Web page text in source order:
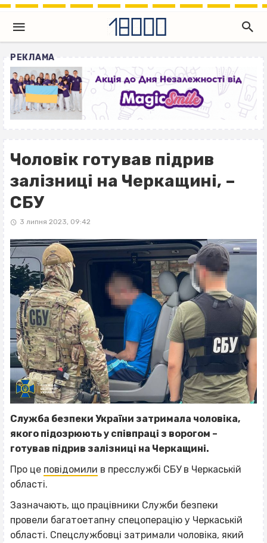
РЕКЛАМА
Чоловік готував підрив
залізниці на Черкащині, –
СБУ
3 липня 2023, 09:42
Служба безпеки України затримала чоловіка,
якого підозрюють у співпраці з ворогом –
готував підрив залізниці на Черкащині.
Про це повідомили в пресслужбі СБУ в Черкаській
області.
Зазначають, що працівники Служби безпеки
провели багатоетапну спецоперацію у Черкаській
області. Спецслужбовці затримали чоловіка, який